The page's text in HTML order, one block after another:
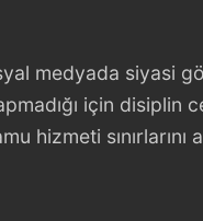
medyada siyasi
için disiplin
sınırlarını